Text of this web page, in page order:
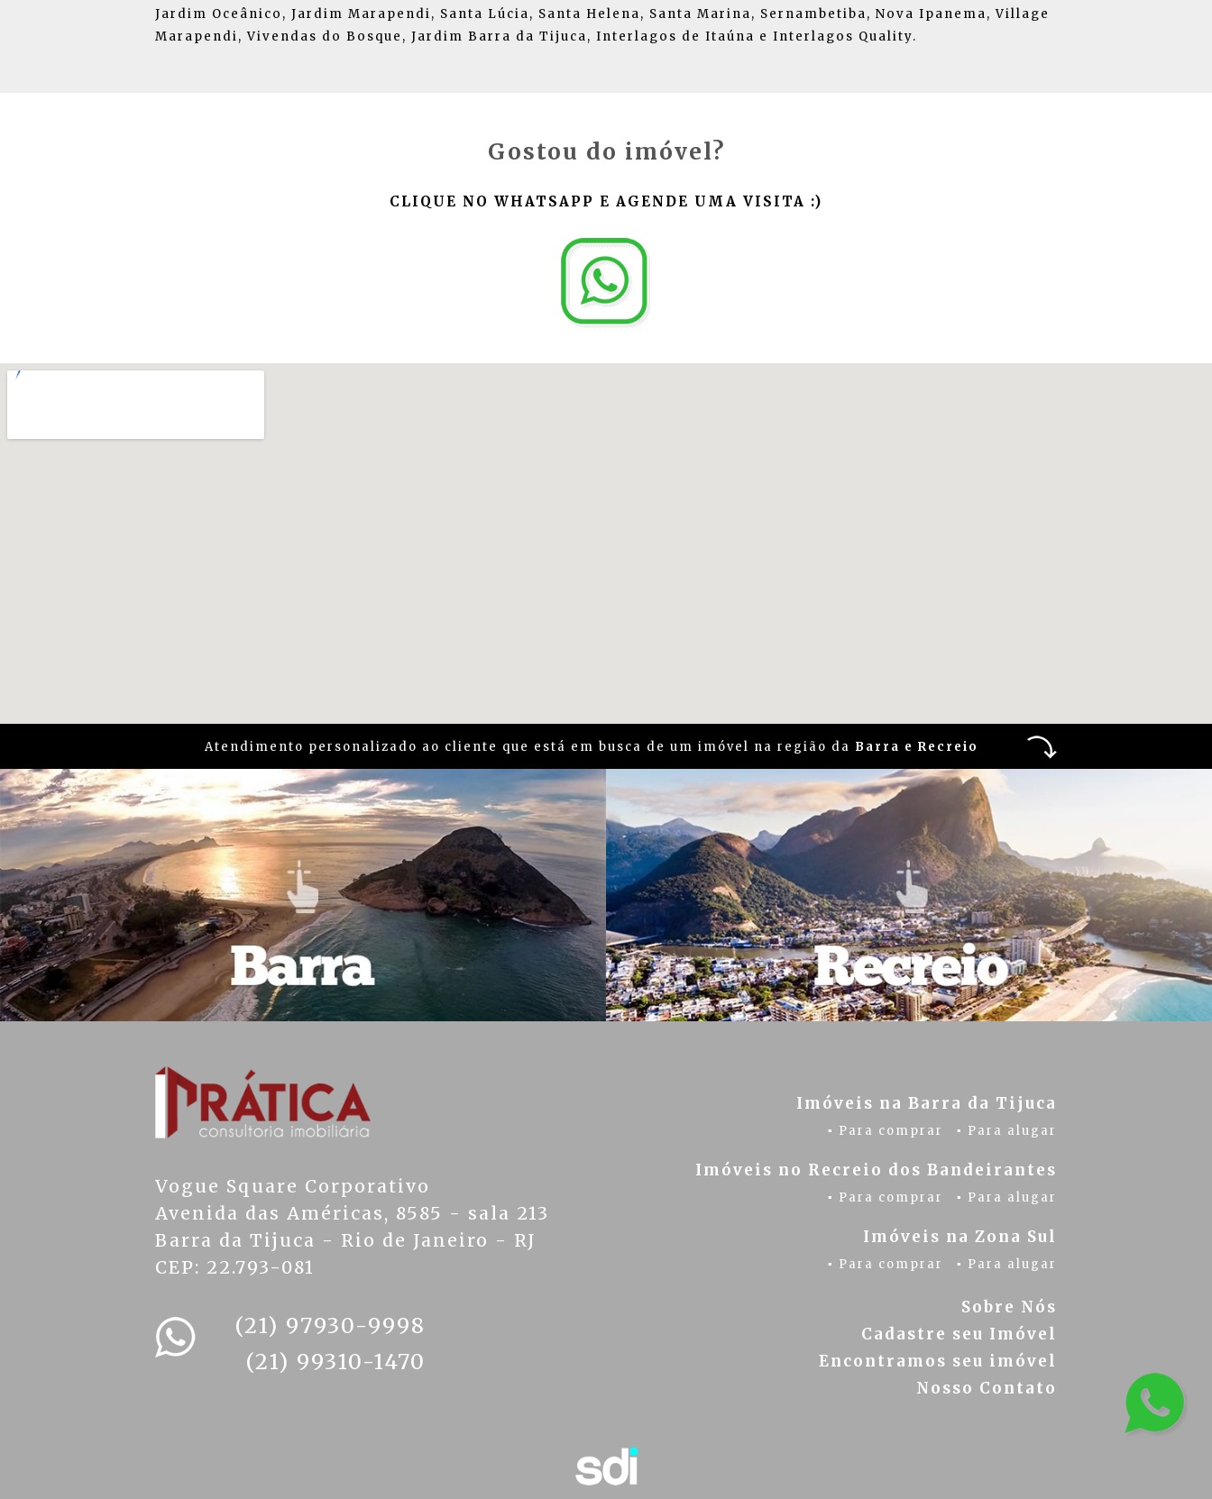
Jardim Oceânico, Jardim Marapendi, Santa Lúcia, Santa Helena, Santa Marina, Sernambetiba, Nova Ipanema, Village
Marapendi, Vivendas do Bosque, Jardim Barra da Tijuca, Interlagos de Itaúna e Interlagos Quality.
Gostou do imóvel?
CLIQUE NO WHATSAPP E AGENDE UMA VISITA :)
Atendimento personalizado ao cliente que está em busca de um imóvel na região da Barra e Recreio
Vogue Square Corporativo
Avenida das Américas, 8585 - sala 213
Barra da Tijuca - Rio de Janeiro - RJ
CEP: 22.793-081
(21) 97930-9998
(21) 99310-1470
Imóveis na Barra da Tijuca
▪ Para comprar ▪ Para alugar
Imóveis no Recreio dos Bandeirantes
▪ Para comprar ▪ Para alugar
Imóveis na Zona Sul
▪ Para comprar ▪ Para alugar
Sobre Nós
Cadastre seu Imóvel
Encontramos seu imóvel
Nosso Contato